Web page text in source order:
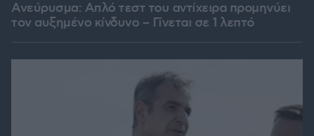
Ανεύρυσμα: Απλό τεστ του αντίχειρα προμηνύει
τον αυξημένο κίνδυνο – Γίνεται σε 1 λεπτό